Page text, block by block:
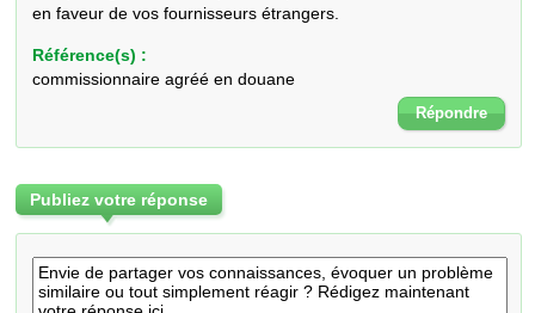
en faveur de vos fournisseurs étrangers.
Référence(s) :
commissionnaire agréé en douane
Répondre
Publiez votre réponse